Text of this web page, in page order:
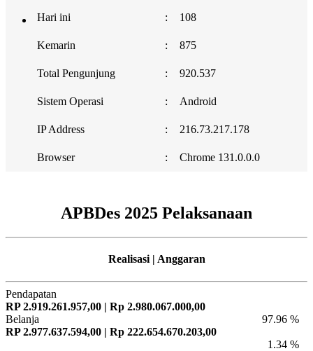
Hari ini : 108
Kemarin : 875
Total Pengunjung : 920.537
Sistem Operasi : Android
IP Address : 216.73.217.178
Browser : Chrome 131.0.0.0
APBDes 2025 Pelaksanaan
Realisasi | Anggaran
Pendapatan
RP 2.919.261.957,00 | Rp 2.980.067.000,00
97.96 %
Belanja
RP 2.977.637.594,00 | Rp 222.654.670.203,00
1.34 %